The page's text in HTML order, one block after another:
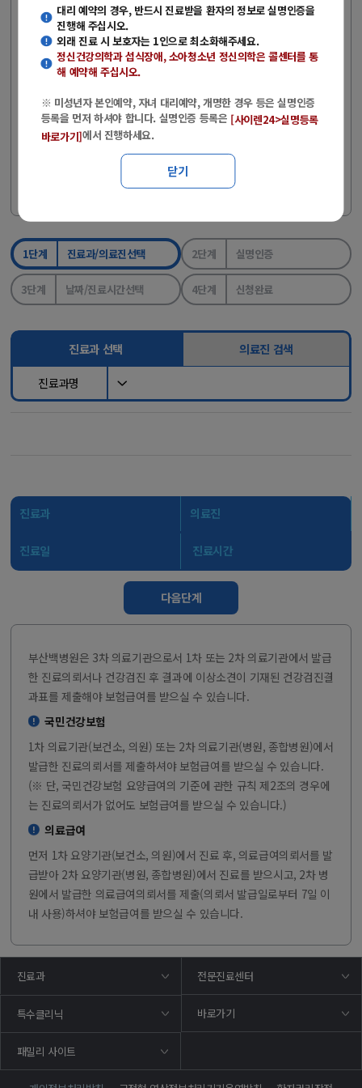
대리 예약의 경우, 반드시 진료받을 환자의 정보로 실명인증을
진행해 주십시오.
외래 진료 시 보호자는 1인으로 최소화해주세요.
정신건강의학과 섭식장애, 소아청소년 정신의학은 콜센터를 통
해 예약해 주십시오.
※ 미성년자 본인예약, 자녀 대리예약, 개명한 경우 등은 실명인증
등록을 먼저 하셔야 합니다. 실명인증 등록은 [사이렌24>실명등록
바로가기]에서 진행하세요.
닫기
(주말·공휴일 제외)
- 당일 외래 진료를 원하는 경우에는 콜센터로 전화문의 후 방문해주
시기 바랍니다.
- 전화예약 : 051-890-6114
※ 미성년자 본인예약, 자녀 대리예약, 개명한 경우 등은 실명인증
등록을 먼저 하셔야 합니다.
[사이렌24>실명등록 바로가기]
1단계 진료과/의료진선택 2단계 실명인증
3단계 날짜/진료시간선택 4단계 신청완료
진료과 선택 의료진 검색
진료과명
진료과 의료진
진료일 진료시간
다음단계
부산백병원은 3차 의료기관으로서 1차 또는 2차 의료기관에서 발급
한 진료의뢰서나 건강검진 후 결과에 이상소견이 기재된 건강검진결
과표를 제출해야 보험급여를 받으실 수 있습니다.
국민건강보험
1차 의료기관(보건소, 의원) 또는 2차 의료기관(병원, 종합병원)에서
발급한 진료의뢰서를 제출하셔야 보험급여를 받으실 수 있습니다.
(※ 단, 국민건강보험 요양급여의 기준에 관한 규칙 제2조의 경우에
는 진료의뢰서가 없어도 보험급여를 받으실 수 있습니다.)
의료급여
먼저 1차 요양기관(보건소, 의원)에서 진료 후, 의료급여의뢰서를 발
급받아 2차 요양기관(병원, 종합병원)에서 진료를 받으시고, 2차 병
원에서 발급한 의료급여의뢰서를 제출(의뢰서 발급일로부터 7일 이
내 사용)하셔야 보험급여를 받으실 수 있습니다.
진료과 전문진료센터
특수클리닉 바로가기
패밀리 사이트